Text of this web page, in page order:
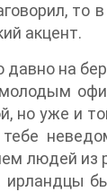
то
акцент.
на
но уже и
людей из
ирландцы